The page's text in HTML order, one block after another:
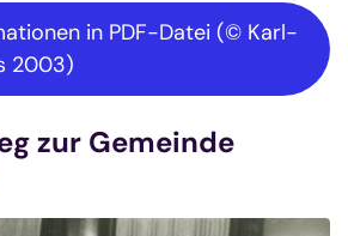
in PDF-Datei (© Karl-
2003)
zur Gemeinde